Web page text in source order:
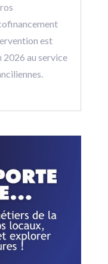
est
2026 au service